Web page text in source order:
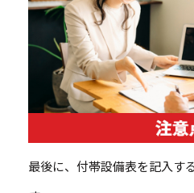
最後に、付帯設備表を記入す